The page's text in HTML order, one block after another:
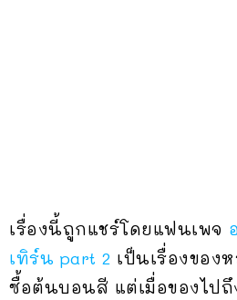
เรื่องนี้ถูกแชร์โดยแฟนเพจ
เทิร์น part 2 เป็นเรื่องของ
ซื้อต้นบอนสี แต่เมื่อของไปถึ